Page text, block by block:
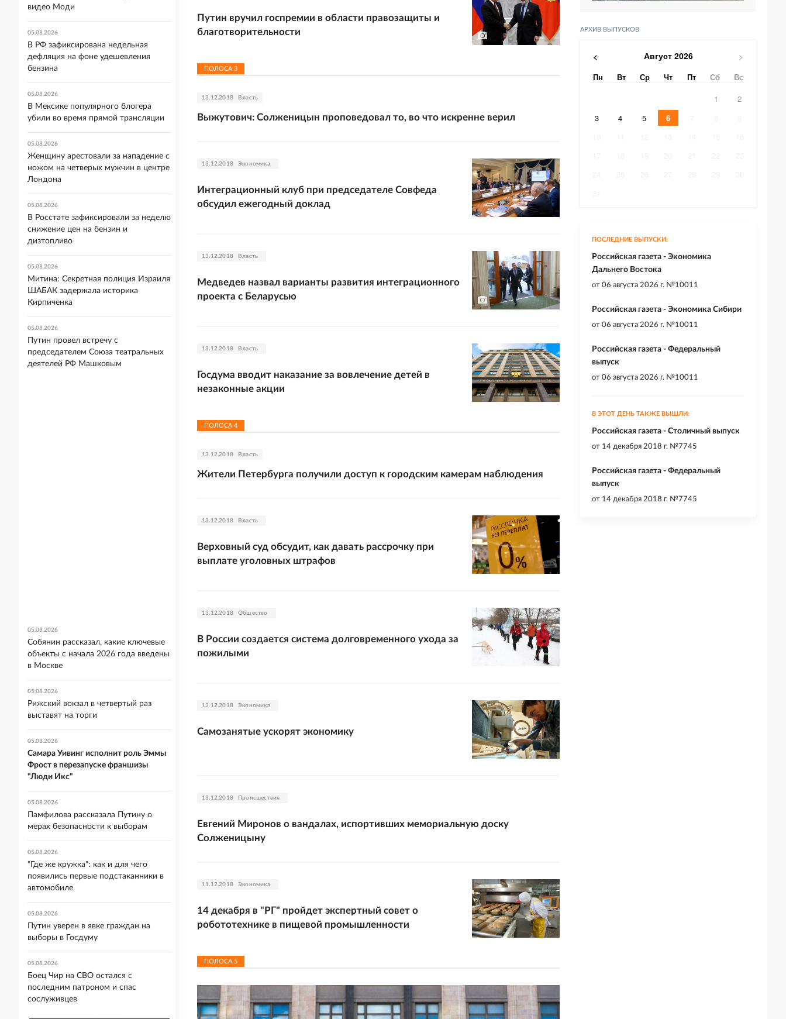
Путин вручил госпремии в области правозащиты и
благотворительности
ПОЛОСА 3
13.12.2018 Власть
Выжутович: Солженицын проповедовал то, во что искренне верил
13.12.2018 Экономика
Интеграционный клуб при председателе Совфеда
обсудил ежегодный доклад
13.12.2018 Власть
Медведев назвал варианты развития интеграционного
проекта с Беларусью
13.12.2018 Власть
Госдума вводит наказание за вовлечение детей в
незаконные акции
ПОЛОСА 4
13.12.2018 Власть
Жители Петербурга получили доступ к городским камерам наблюдения
13.12.2018 Власть
Верховный суд обсудит, как давать рассрочку при
выплате уголовных штрафов
13.12.2018 Общество
В России создается система долговременного ухода за
пожилыми
13.12.2018 Экономика
Самозанятые ускорят экономику
13.12.2018 Происшествия
Евгений Миронов о вандалах, испортивших мемориальную доску
Солженицыну
11.12.2018 Экономика
14 декабря в "РГ" пройдет экспертный совет о
робототехнике в пищевой промышленности
ПОЛОСА 5
АРХИВ ВЫПУСКОВ
< Август 2026 >
Пн Вт Ср Чт Пт Сб
Вс
1
2
3
4 5 6
ПОСЛЕДНИЕ ВЫПУСКИ:
Российская газета - Экономика
Дальнего Востока
от 06 августа 2026 г. №10011
Российская газета - Экономика Сибири
от 06 августа 2026 г. №10011
Российская газета - Федеральный
выпуск
от 06 августа 2026 г. №10011
В ЭТОТ ДЕНЬ ТАКЖЕ ВЫШЛИ:
Российская газета - Столичный выпуск
от 14 декабря 2018 г. №7745
Российская газета - Федеральный
выпуск
от 14 декабря 2018 г. №7745
видео Моди
05.08.2026
В РФ зафиксирована недельная
дефляция на фоне удешевления
бензина
05.08.2026
В Мексике популярного блогера
убили во время прямой трансляции
05.08.2026
Женщину арестовали за нападение с
ножом на четверых мужчин в центре
Лондона
05.08.2026
В Росстате зафиксировали за неделю
снижение цен на бензин и
дизтопливо
05.08.2026
Митина: Секретная полиция Израиля
ШАБАК задержала историка
Кирпиченка
05.08.2026
Путин провел встречу с
председателем Союза театральных
деятелей РФ Машковым
05.08.2026
Собянин рассказал, какие ключевые
объекты с начала 2026 года введены
в Москве
05.08.2026
Рижский вокзал в четвертый раз
выставят на торги
05.08.2026
Самара Уивинг исполнит роль Эммы
Фрост в перезапуске франшизы
"Люди Икс"
05.08.2026
Памфилова рассказала Путину о
мерах безопасности к выборам
05.08.2026
"Где же кружка": как и для чего
появились первые подстаканники в
автомобиле
05.08.2026
Путин уверен в явке граждан на
выборы в Госдуму
05.08.2026
Боец Чир на СВО остался с
последним патроном и спас
сослуживцев